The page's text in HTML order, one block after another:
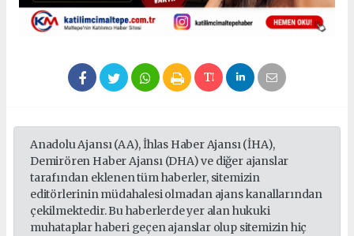
Anadolu Ajansı (AA), İhlas Haber Ajansı (İHA),
Demirören Haber Ajansı (DHA) ve diğer ajanslar
tarafından eklenen tüm haberler, sitemizin
editörlerinin müdahalesi olmadan ajans kanallarından
çekilmektedir. Bu haberlerde yer alan hukuki
muhataplar haberi geçen ajanslar olup sitemizin hiç